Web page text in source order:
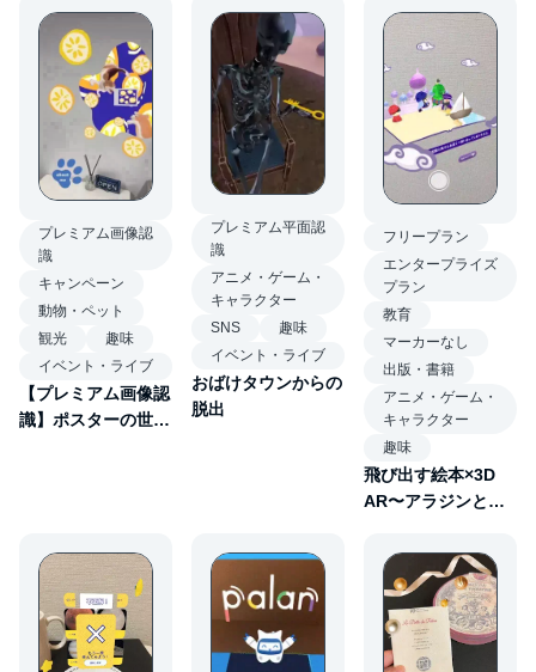
プレミアム画像認
識
キャンペーン
動物・ペット
観光
趣味
イベント・ライブ
【プレミアム画像認
識】ポスターの世界
プレミアム平面認
識
アニメ・ゲーム・
キャラクター
SNS
趣味
イベント・ライブ
おばけタウンからの
脱出
フリープラン
エンタープライズ
プラン
教育
マーカーなし
出版・書籍
アニメ・ゲーム・
キャラクター
趣味
飛び出す絵本×3D
AR〜アラジンと魔